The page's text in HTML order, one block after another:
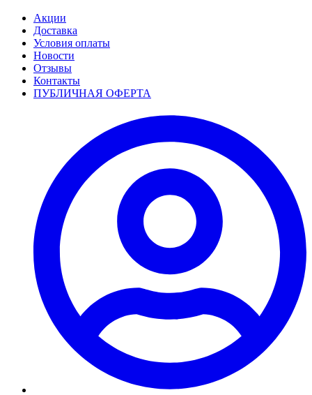
Акции
Доставка
Условия оплаты
Новости
Отзывы
Контакты
ПУБЛИЧНАЯ ОФЕРТА